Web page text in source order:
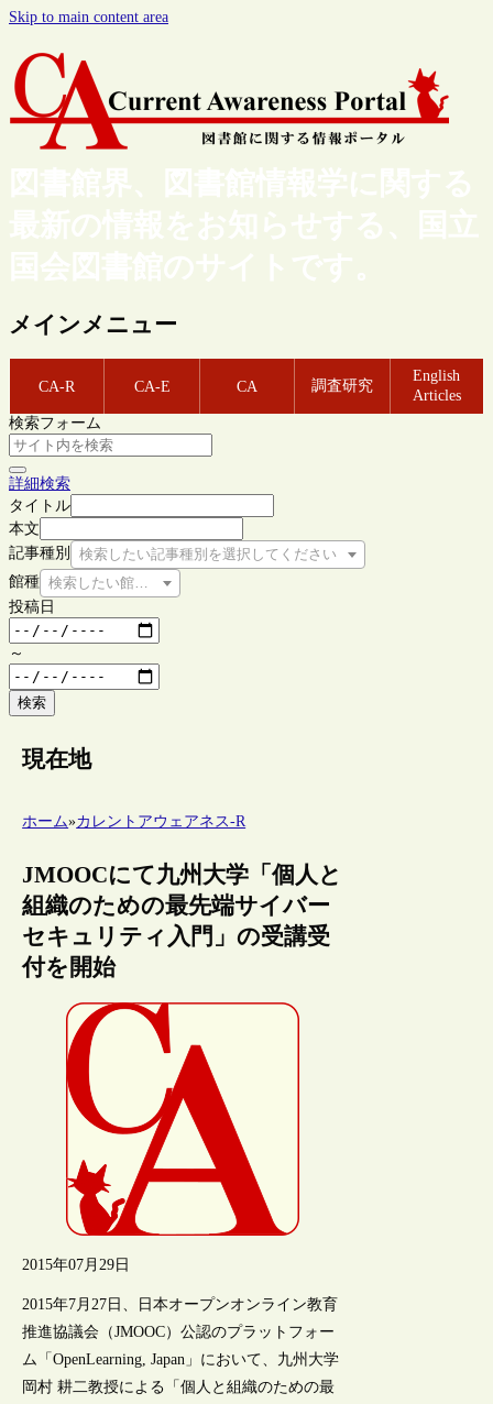
Skip to main content area
図書館界、図書館情報学に関する
最新の情報をお知らせする、国立
国会図書館のサイトです。
メインメニュー
CA-R CA-E CA 調査研究
English
Articles
検索フォーム
詳細検索
タイトル
本文
記事種別
検索したい記事種別を選択してください
館種 検索したい館種を選択してください
投稿日
～
検索
現在地
ホーム»カレントアウェアネス-R
JMOOCにて九州大学「個人と
組織のための最先端サイバー
セキュリティ入門」の受講受
付を開始
2015年07月29日
2015年7月27日、日本オープンオンライン教育
推進協議会（JMOOC）公認のプラットフォー
ム「OpenLearning, Japan」において、九州大学
岡村 耕二教授による「個人と組織のための最